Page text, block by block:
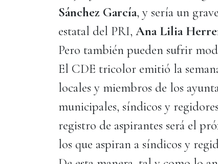
Sánchez García, y sería un
estatal del PRI, Ana Lilia
Pero también pueden sufrir
El CDE tricolor emitió la
locales y miembros de los
municipales, síndicos y
registro de aspirantes será el
los que aspiran a síndicos y